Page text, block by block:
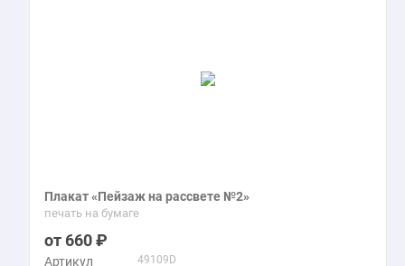
Плакат «Пейзаж на рассвете №2»
печать на бумаге
660
Артикул 49109D